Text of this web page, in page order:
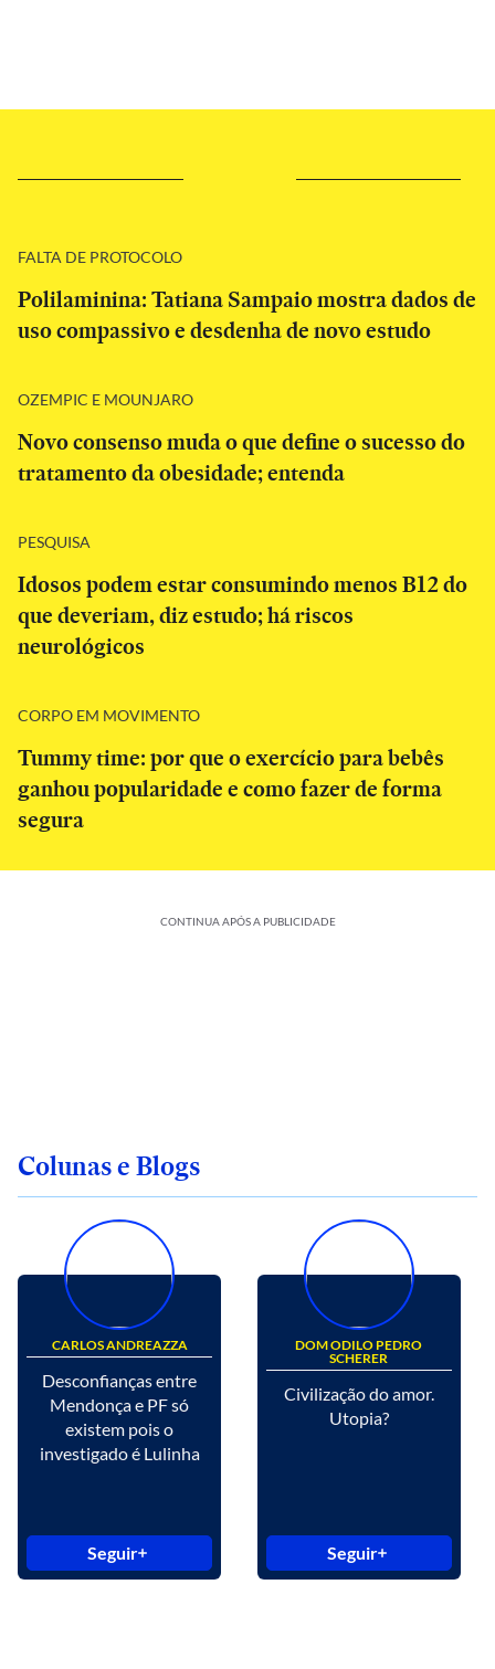
FALTA DE PROTOCOLO
Polilaminina: Tatiana Sampaio mostra dados de
uso compassivo e desdenha de novo estudo
OZEMPIC E MOUNJARO
Novo consenso muda o que define o sucesso do
tratamento da obesidade; entenda
PESQUISA
Idosos podem estar consumindo menos B12 do
que deveriam, diz estudo; há riscos
neurológicos
CORPO EM MOVIMENTO
Tummy time: por que o exercício para bebês
ganhou popularidade e como fazer de forma
segura
CONTINUA APÓS A PUBLICIDADE
Colunas e Blogs
CARLOS ANDREAZZA
Desconfianças entre
Mendonça e PF só
existem pois o
investigado é Lulinha
Seguir
DOM ODILO PEDRO
SCHERER
Civilização do amor.
Utopia?
Seguir